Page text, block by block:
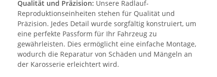
Qualität und Präzision: Unsere Radlauf-
Reproduktionseinheiten stehen für Qualität und
Präzision. Jedes Detail wurde sorgfältig konstruiert, um
eine perfekte Passform für Ihr Fahrzeug zu
gewährleisten. Dies ermöglicht eine einfache Montage,
wodurch die Reparatur von Schäden und Mängeln an
der Karosserie erleichtert wird.